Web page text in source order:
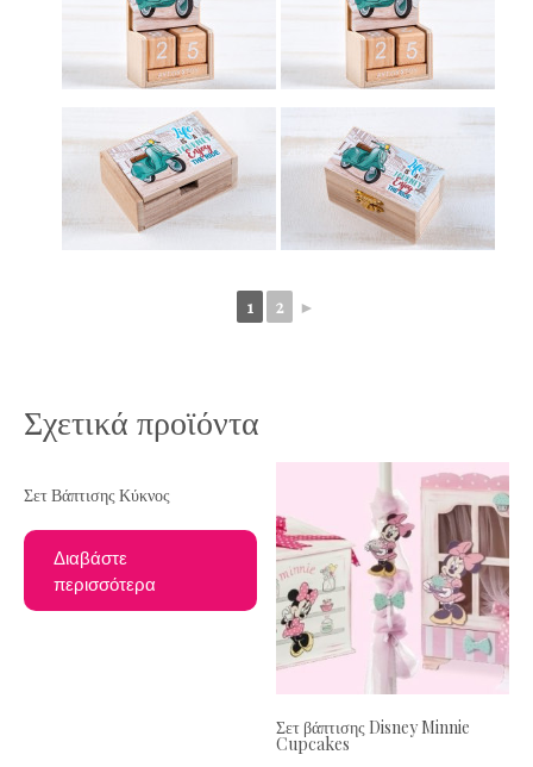
1 2 ►
Σχετικά προϊόντα
Σετ Βάπτισης Κύκνος
Διαβάστε
περισσότερα
Σετ βάπτισης Disney Minnie
Cupcakes